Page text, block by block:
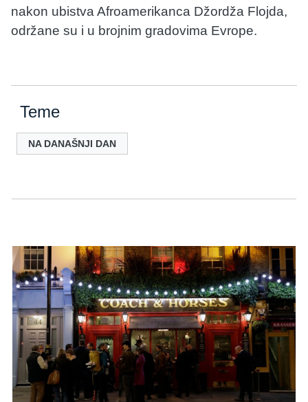
nakon ubistva Afroamerikanca Džordža Flojda,
održane su i u brojnim gradovima Evrope.
Teme
NA DANAŠNJI DAN